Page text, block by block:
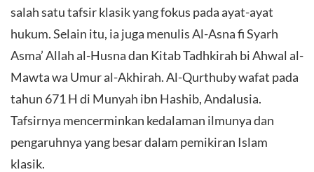
salah satu tafsir klasik yang fokus pada ayat-ayat
hukum. Selain itu, ia juga menulis Al-Asna fi Syarh
Asma’ Allah al-Husna dan Kitab Tadhkirah bi Ahwal al-
Mawta wa Umur al-Akhirah. Al-Qurthuby wafat pada
tahun 671 H di Munyah ibn Hashib, Andalusia.
Tafsirnya mencerminkan kedalaman ilmunya dan
pengaruhnya yang besar dalam pemikiran Islam
klasik.